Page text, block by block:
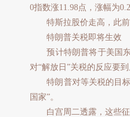
0指数涨11.98点，涨幅为
特斯拉股价走高，此前
特朗普关税即将生效
预计特朗普将于美国东
对“解放日”关税的反应要
特朗普对等关税的目标
国家”。
白宫周二透露，这些征